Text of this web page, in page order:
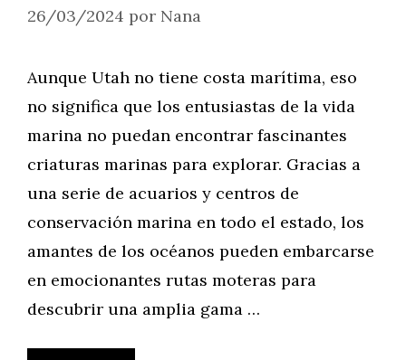
26/03/2024 por Nana
Aunque Utah no tiene costa marítima, eso
no significa que los entusiastas de la vida
marina no puedan encontrar fascinantes
criaturas marinas para explorar. Gracias a
una serie de acuarios y centros de
conservación marina en todo el estado, los
amantes de los océanos pueden embarcarse
en emocionantes rutas moteras para
descubrir una amplia gama …